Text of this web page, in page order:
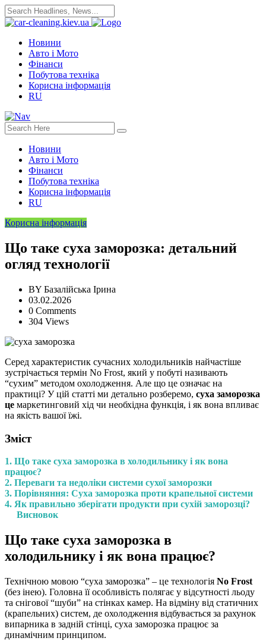
Новини
Авто і Мото
Фінанси
Побутова техніка
Корисна інформація
RU
Новини
Авто і Мото
Фінанси
Побутова техніка
Корисна інформація
RU
Корисна інформація
Що таке суха заморозка: детальний
огляд технології
BY Базалійська Ірина
03.02.2026
0 Comments
304 Views
Серед характеристик сучасних холодильників найчастіше
зустрічається термін No Frost, який у побуті називають
“сухим” методом охолодження. Але що це означає на
практиці? У цій статті ми детально розберемо, суха заморозка
це маркетинговий хід чи необхідна функція, і як вона впливає
на якість вашої їжі.
Зміст
1. Що таке суха заморозка в холодильнику і як вона
працює?
2. Переваги та недоліки системи сухої заморозки
3. Порівняння: Суха заморозка проти крапельної системи
4. Як правильно зберігати продукти при сухій заморозці?
Висновок
Що таке суха заморозка в
холодильнику і як вона працює?
Технічною мовою “суха заморозка” – це технологія No Frost
(без інею). Головна її особливість полягає у відсутності льоду
та снігової “шуби” на стінках камер. На відміну від статичних
(крапельних) систем, де охолодження відбувається за рахунок
випарника в задній стінці, суха заморозка працює за
динамічним принципом.